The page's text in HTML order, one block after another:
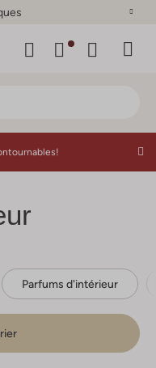
Parfums d'intérieur